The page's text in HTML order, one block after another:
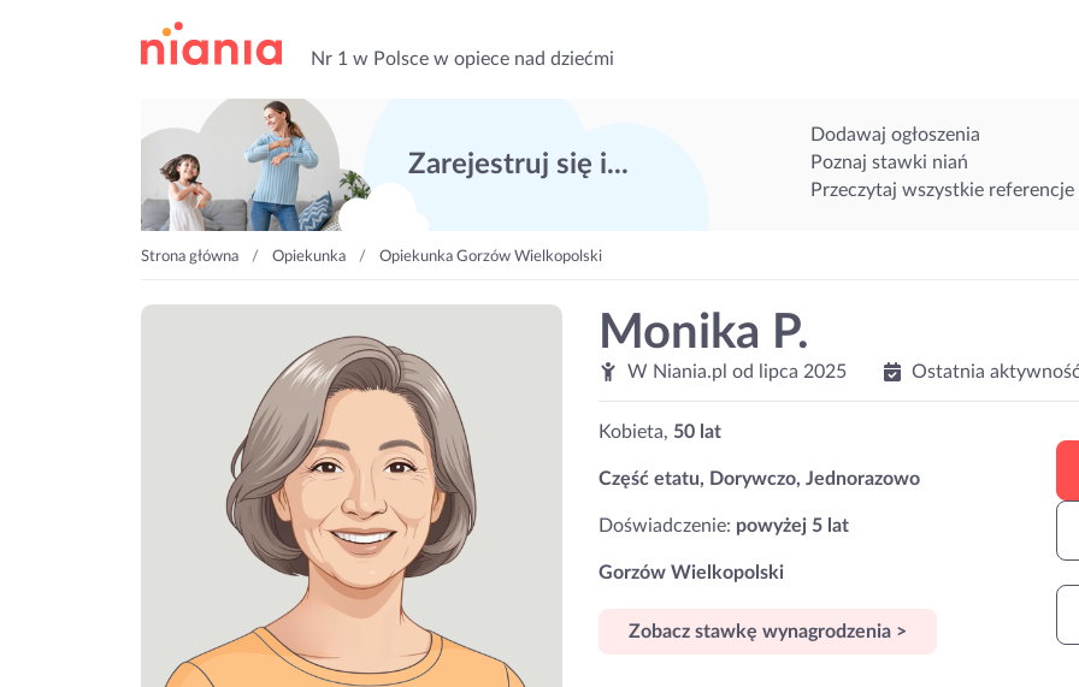
Nr 1 w Polsce w opiece nad dziećmi
Zarejestruj się i...
Dodawaj ogłoszenia
Poznaj stawki niań
Przeczytaj wszystkie referencje
Strona główna Opiekunka Opiekunka Gorzów Wielkopolski
Monika P.
W Niania.pl od lipca 2025 Ostatnia
Kobieta, 50 lat
Część etatu, Dorywczo, Jednorazowo
Doświadczenie: powyżej 5 lat
Gorzów Wielkopolski
Zobacz stawkę wynagrodzenia >